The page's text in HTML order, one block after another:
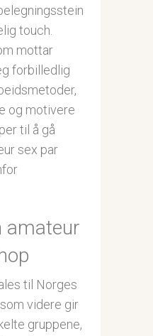
touch.
mottar
forbilledlig
og motivere
til å gå
sex par
amateur
til Norges
videre gir
gruppene,